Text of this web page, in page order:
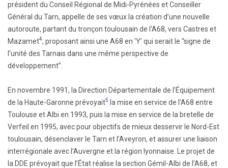
président du Conseil Régional de Midi-Pyrénées et Conseiller
Général du Tarn, appelle de ses vœux la création d’une nouvelle
autoroute, partant du tronçon toulousain de l’A68, vers Castres et
Mazamet4, proposant ainsi une A68 en ‘Y’ qui serait le “signe de
l’unité des Tarnais dans une même perspective de
développement”.
En novembre 1991, la Direction Départementale de l’Équipement
de la Haute-Garonne prévoyait5
la mise en service de l’A68 entre
Toulouse et Albi en 1993, puis la mise en service de la bretelle de
Verfeil en 1995, avec pour objectifs de mieux desservir le Nord-Est
toulousain, désenclaver le Tarn et l’Aveyron, et assurer une liaison
interrégionale avec l’Auvergne et la région lyonnaise. Le projet de
la DDE prévoyait que l’État réalise la section Gémil-Albi de l’A68, et